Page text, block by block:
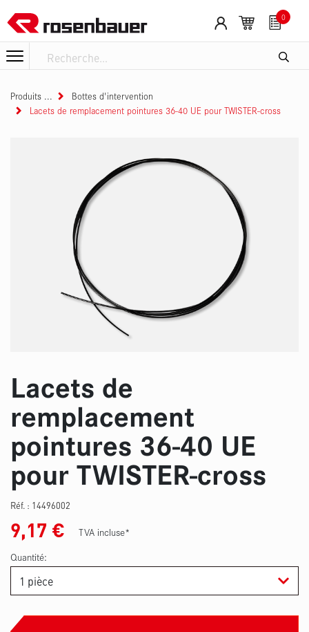
0
Produits
Bottes d'intervention
Lacets de remplacement pointures 36-40 UE pour TWISTER-cross
Lacets de
remplacement
pointures 36-40 UE
pour TWISTER-cross
Réf. : 14496002
9,17 €
TVA incluse*
Quantité: